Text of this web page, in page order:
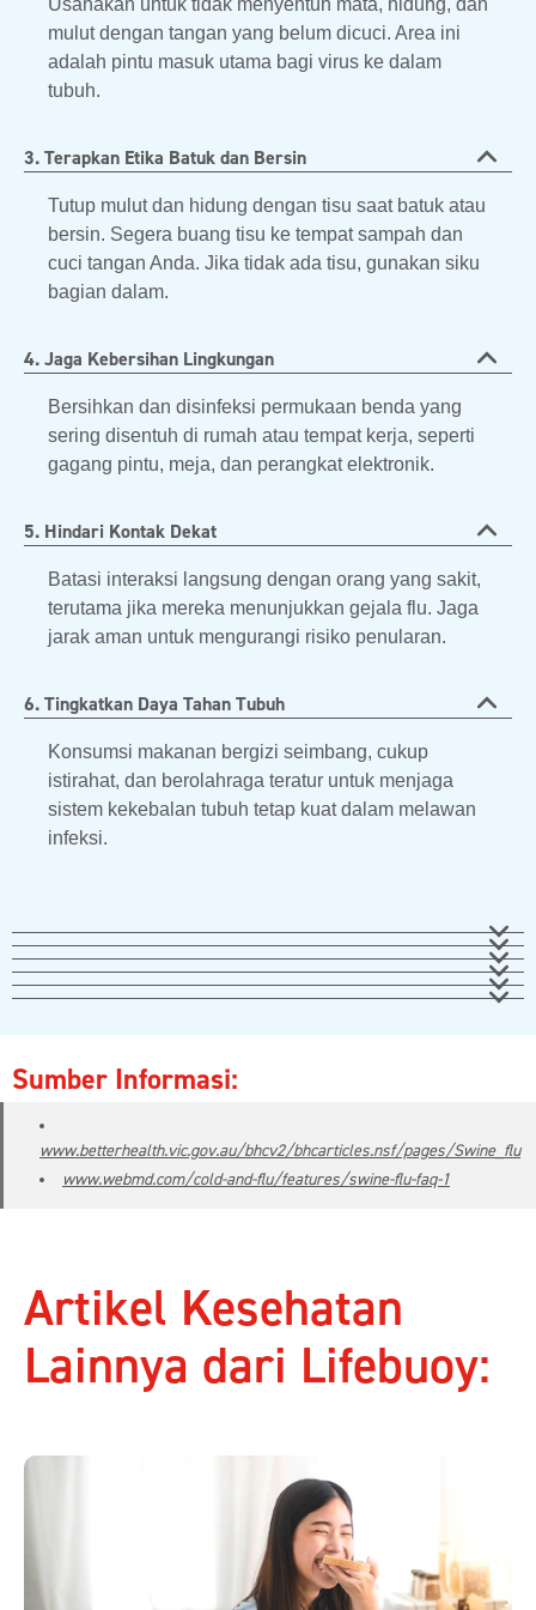
Usahakan untuk tidak menyentuh mata, hidung, dan
mulut dengan tangan yang belum dicuci. Area ini
adalah pintu masuk utama bagi virus ke dalam
tubuh.
3. Terapkan Etika Batuk dan Bersin
Tutup mulut dan hidung dengan tisu saat batuk atau
bersin. Segera buang tisu ke tempat sampah dan
cuci tangan Anda. Jika tidak ada tisu, gunakan siku
bagian dalam.
4. Jaga Kebersihan Lingkungan
Bersihkan dan disinfeksi permukaan benda yang
sering disentuh di rumah atau tempat kerja, seperti
gagang pintu, meja, dan perangkat elektronik.
5. Hindari Kontak Dekat
Batasi interaksi langsung dengan orang yang sakit,
terutama jika mereka menunjukkan gejala flu. Jaga
jarak aman untuk mengurangi risiko penularan.
6. Tingkatkan Daya Tahan Tubuh
Konsumsi makanan bergizi seimbang, cukup
istirahat, dan berolahraga teratur untuk menjaga
sistem kekebalan tubuh tetap kuat dalam melawan
infeksi.
Sumber Informasi:
www.betterhealth.vic.gov.au/bhcv2/bhcarticles.nsf/pages/Swine_flu
www.webmd.com/cold-and-flu/features/swine-flu-faq-1
Artikel Kesehatan
Lainnya dari Lifebuoy: